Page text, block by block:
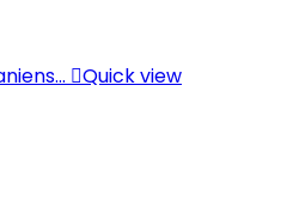
Quick view